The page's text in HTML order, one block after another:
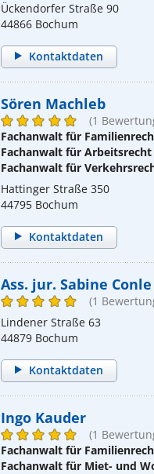
Ückendorfer Straße 90
44866 Bochum
Kontaktdaten
Sören Machleb
(1
Fachanwalt für
Fachanwalt für Arbeitsrecht
Fachanwalt für
Hattinger Straße 350
44795 Bochum
Kontaktdaten
Ass. jur. Sabine Conle
(1
Lindener Straße 63
44879 Bochum
Kontaktdaten
Ingo Kauder
(1
Fachanwalt für
Fachanwalt für Miet- und